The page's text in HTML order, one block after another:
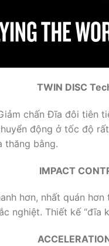
TWIN DISC
chấn Đĩa đôi tiên
động ở tốc độ
thăng bằng.
IMPACT
hơn, nhất quán
nghiệt. Thiết kế “đĩa